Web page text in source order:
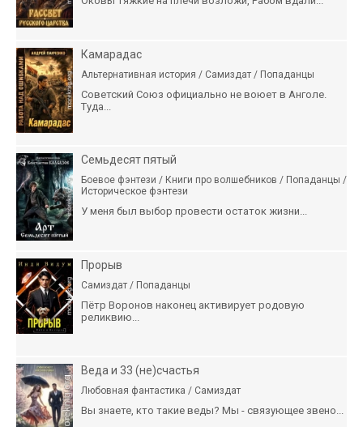
Камарадас
Альтернативная история / Самиздат / Попаданцы
Советский Союз официально не воюет в Анголе.
Туда...
Семьдесят пятый
Боевое фэнтези / Книги про волшебников / Попаданцы /
Историческое фэнтези
У меня был выбор провести остаток жизни...
Прорыв
Самиздат / Попаданцы
Пётр Воронов наконец активирует родовую
реликвию...
Веда и 33 (не)счастья
Любовная фантастика / Самиздат
Вы знаете, кто такие веды? Мы - связующее звено...